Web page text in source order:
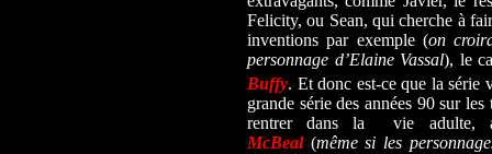
Felicity, ou Sean, qui cherche à
inventions par exemple (on
personnage d’Elaine Vassal), le
Buffy. Et donc est-ce que la série
grande série des années 90 sur
rentrer dans la vie adulte,
McBeal (même si les